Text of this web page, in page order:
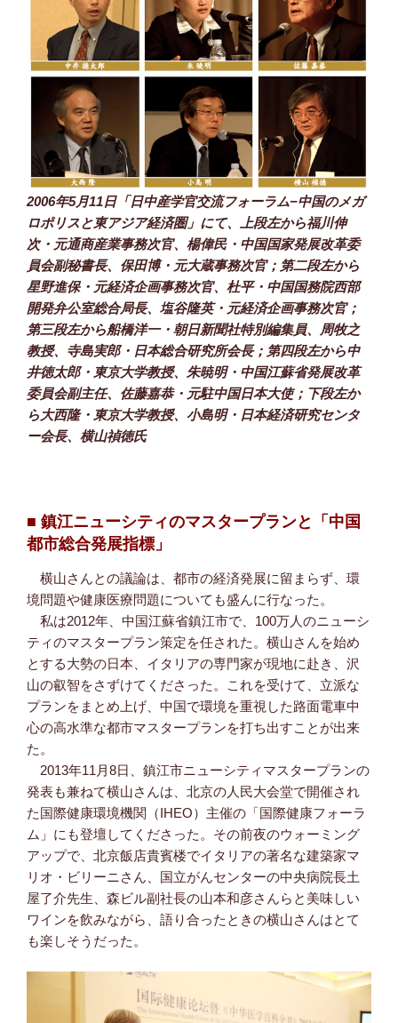
2006年5月11日「日中産学官交流フォーラム−中国のメガ
ロポリスと東アジア経済圏」にて、上段左から福川伸
次・元通商産業事務次官、楊偉民・中国国家発展改革委
員会副秘書長、保田博・元大蔵事務次官；第二段左から
星野進保・元経済企画事務次官、杜平・中国国務院西部
開発弁公室総合局長、塩谷隆英・元経済企画事務次官；
第三段左から船橋洋一・朝日新聞社特別編集員、周牧之
教授、寺島実郎・日本総合研究所会長；第四段左から中
井徳太郎・東京大学教授、朱暁明・中国江蘇省発展改革
委員会副主任、佐藤嘉恭・元駐中国日本大使；下段左か
ら大西隆・東京大学教授、小島明・日本経済研究センタ
ー会長、横山禎徳氏
■ 鎮江ニューシティのマスタープランと「中国
都市総合発展指標」
横山さんとの議論は、都市の経済発展に留まらず、環
境問題や健康医療問題についても盛んに行なった。
私は2012年、中国江蘇省鎮江市で、100万人のニューシ
ティのマスタープラン策定を任された。横山さんを始め
とする大勢の日本、イタリアの専門家が現地に赴き、沢
山の叡智をさずけてくださった。これを受けて、立派な
プランをまとめ上げ、中国で環境を重視した路面電車中
心の高水準な都市マスタープランを打ち出すことが出来
た。
2013年11月8日、鎮江市ニューシティマスタープランの
発表も兼ねて横山さんは、北京の人民大会堂で開催され
た国際健康環境機関（IHEO）主催の「国際健康フォーラ
ム」にも登壇してくださった。その前夜のウォーミング
アップで、北京飯店貴賓楼でイタリアの著名な建築家マ
リオ・ビリーニさん、国立がんセンターの中央病院長土
屋了介先生、森ビル副社長の山本和彦さんらと美味しい
ワインを飲みながら、語り合ったときの横山さんはとて
も楽しそうだった。